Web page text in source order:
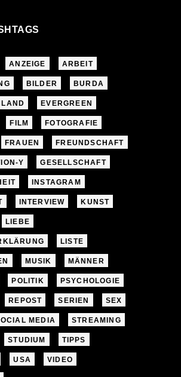
ANZEIGE ARBEIT
BILDER BURDA
EVERGREEN
FILM FOTOGRAFIE
FRAUEN FREUNDSCHAFT
Y GESELLSCHAFT
INSTAGRAM
INTERVIEW KUNST
LIEBE
LISTE
MUSIK MÄNNER
POLITIK PSYCHOLOGIE
REPOST SERIEN SEX
MEDIA STREAMING
STUDIUM TIPPS
USA VIDEO